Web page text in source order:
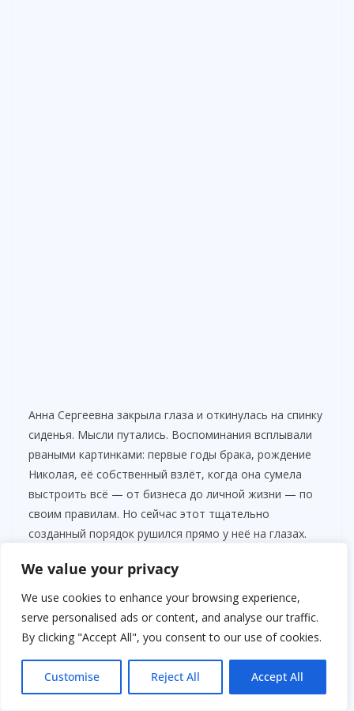
We value your privacy
We use cookies to enhance your browsing experience,
serve personalised ads or content, and analyse our traffic.
By clicking "Accept All", you consent to our use of cookies.
Customise Reject All Accept All
Анна Сергеевна закрыла глаза и откинулась на спинку
сиденья. Мысли путались. Воспоминания всплывали
рваными картинками: первые годы брака, рождение
Николая, её собственный взлёт, когда она сумела
выстроить всё — от бизнеса до личной жизни — по
своим правилам. Но сейчас этот тщательно
созданный порядок рушился прямо у неё на глазах.
Она резко подалась вперёд.
— Миша, останови у ближайшего парка, — приказала
она, глядя прямо в зеркало заднего вида.
Водитель молча кивнул и через несколько минут
плавно свернул на пустую аллею. Когда мотор заглох,
Анна Сергеевна вышла наружу. Холодный ветер